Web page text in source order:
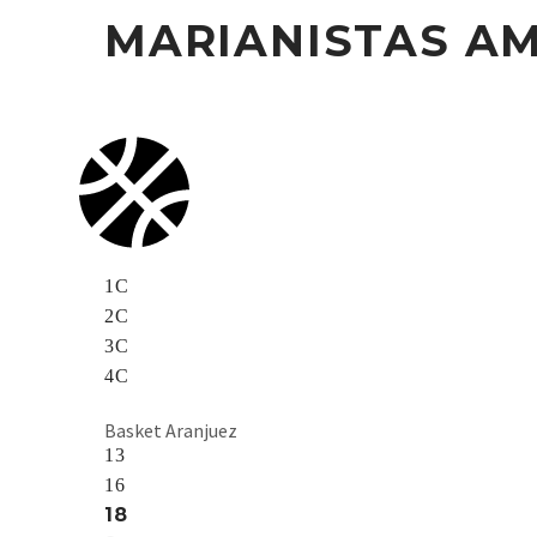
MARIANISTAS
1C
2C
3C
4C
Basket Aranjuez
13
16
18